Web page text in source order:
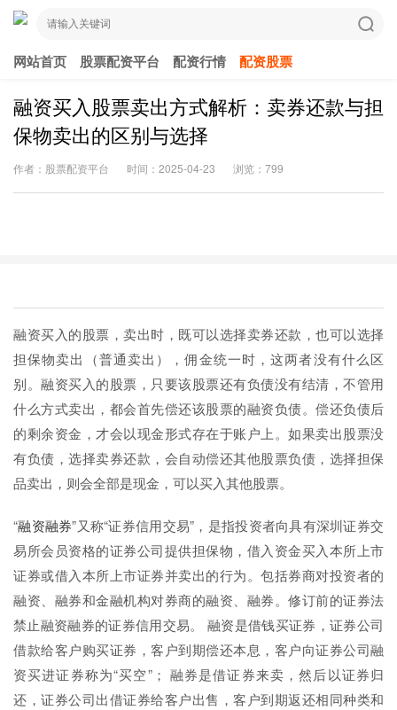
网站首页 股票配资平台 配资行情 配资股票
融资买入股票卖出方式解析：卖券还款与担
保物卖出的区别与选择
作者：股票配资平台 时间：2025-04-23 浏览：799
融资买入的股票，卖出时，既可以选择卖券还款，也可以选择
担保物卖出（普通卖出），佣金统一时，这两者没有什么区
别。融资买入的股票，只要该股票还有负债没有结清，不管用
什么方式卖出，都会首先偿还该股票的融资负债。偿还负债后
的剩余资金，才会以现金形式存在于账户上。如果卖出股票没
有负债，选择卖券还款，会自动偿还其他股票负债，选择担保
品卖出，则会全部是现金，可以买入其他股票。
“融资融券”又称“证券信用交易”，是指投资者向具有深圳证券交
易所会员资格的证券公司提供担保物，借入资金买入本所上市
证券或借入本所上市证券并卖出的行为。包括券商对投资者的
融资、融券和金融机构对券商的融资、融券。修订前的证券法
禁止融资融券的证券信用交易。 融资是借钱买证券，证券公司
借款给客户购买证券，客户到期偿还本息，客户向证券公司融
资买进证券称为“买空”； 融券是借证券来卖，然后以证券归
还，证券公司出借证券给客户出售，客户到期返还相同种类和